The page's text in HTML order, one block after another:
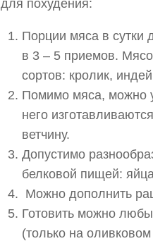
для похудения:
Порции мяса в сутки
в 3 – 5 приемов.
сортов: кролик,
Помимо мяса, можно
него
ветчину.
Допустимо
белковой пищей:
Можно дополнить
Готовить можно
(только на